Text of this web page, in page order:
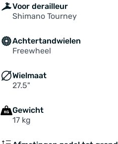
Voor derailleur
Shimano Tourney
Achtertandwielen
Freewheel
Wielmaat
27.5"
Gewicht
17 kg